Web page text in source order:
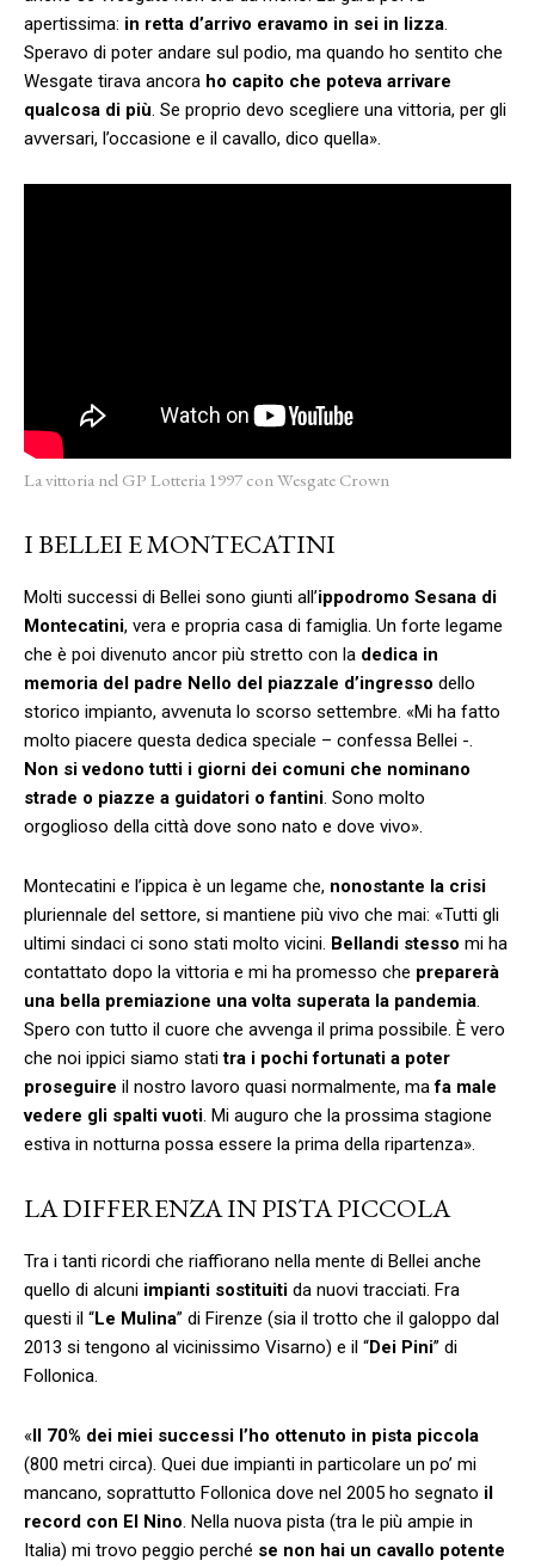
apertissima: in retta d’arrivo eravamo in sei in lizza.
Speravo di poter andare sul podio, ma quando ho sentito che
Wesgate tirava ancora ho capito che poteva arrivare
qualcosa di più. Se proprio devo scegliere una vittoria, per gli
avversari, l’occasione e il cavallo, dico quella».
La vittoria nel GP Lotteria 1997 con Wesgate Crown
I BELLEI E MONTECATINI
Molti successi di Bellei sono giunti all’ippodromo Sesana di
Montecatini, vera e propria casa di famiglia. Un forte legame
che è poi divenuto ancor più stretto con la dedica in
memoria del padre Nello del piazzale d’ingresso dello
storico impianto, avvenuta lo scorso settembre. «Mi ha fatto
molto piacere questa dedica speciale – confessa Bellei -.
Non si vedono tutti i giorni dei comuni che nominano
strade o piazze a guidatori o fantini. Sono molto
orgoglioso della città dove sono nato e dove vivo».
Montecatini e l’ippica è un legame che, nonostante la crisi
pluriennale del settore, si mantiene più vivo che mai: «Tutti gli
ultimi sindaci ci sono stati molto vicini. Bellandi stesso mi ha
contattato dopo la vittoria e mi ha promesso che preparerà
una bella premiazione una volta superata la pandemia.
Spero con tutto il cuore che avvenga il prima possibile. È vero
che noi ippici siamo statitra i pochi fortunati a poter
proseguire il nostro lavoro quasi normalmente, mafa male
vedere gli spalti vuoti. Mi auguro che la prossima stagione
estiva in notturna possa essere la prima della ripartenza».
LA DIFFERENZA IN PISTA PICCOLA
Tra i tanti ricordi che riaffiorano nella mente di Bellei anche
quello di alcuni impianti sostituiti da nuovi tracciati. Fra
questi il “Le Mulina” di Firenze (sia il trotto che il galoppo dal
2013 si tengono al vicinissimo Visarno) e il “Dei Pini” di
Follonica.
«Il 70% dei miei successi l’ho ottenuto in pista piccola
(800 metri circa). Quei due impianti in particolare un po’ mi
mancano, soprattutto Follonica dove nel 2005 ho segnato il
record con El Nino. Nella nuova pista (tra le più ampie in
Italia) mi trovo peggio perché se non hai un cavallo potente